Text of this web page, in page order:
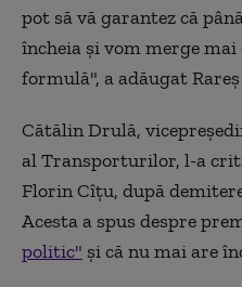
pot să vă garantez că
încheia și vom merge mai
formulă", a adăugat
Cătălin Drulă,
al Transporturilor, l-a
Florin Cîțu, după
Acesta a spus despre
politic" și că nu mai are